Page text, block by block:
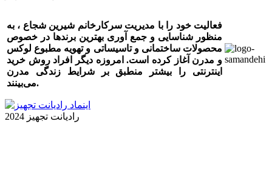
فعالیت خود را با مدیریت سرکارخانم شیرین شجاع ، به
منظور شناسایی و جمع آوری بهترین برندها در خصوص
محصولات ساختمانی و تاسیساتی و تهویه مطبوع لوکس
و مدرن آغاز کرده است. امروزه دیگر افراد روش خرید
اینترنتی را بیشتر منطبق بر شرایط زندگی مدرن
می‏‏‏‌بینند.
رادیانت تجهیز 2024